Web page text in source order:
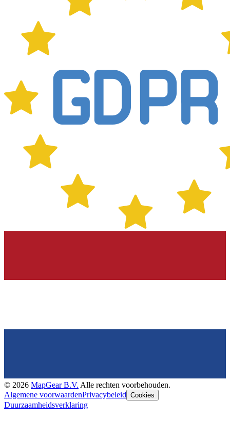
© 2026 MapGear B.V. Alle rechten voorbehouden.
Algemene voorwaardenPrivacybeleid Cookies
Duurzaamheidsverklaring